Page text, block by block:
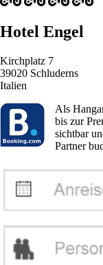
Hotel Engel
Kirchplatz 7
39020 Schluderns
Italien
Als
bis zur
sichtbar
Partner